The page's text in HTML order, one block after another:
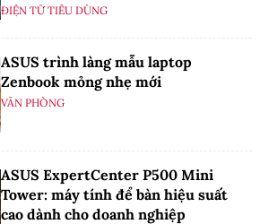
ĐIỆN TỬ TIÊU DÙNG
ASUS trình làng mẫu laptop
Zenbook mỏng nhẹ mới
VĂN PHÒNG
ASUS ExpertCenter P500 Mini
Tower: máy tính để bàn hiệu suất
cao dành cho doanh nghiệp